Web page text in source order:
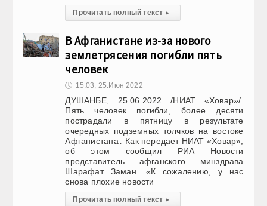
Прочитать полный текст ▸
В Афганистане из-за нового
землетрясения погибли пять
человек
🕔 15:03, 25.Июн 2022
ДУШАНБЕ, 25.06.2022 /НИАТ «Ховар»/.
Пять человек погибли, более десяти
пострадали в пятницу в результате
очередных подземных толчков на востоке
Афганистана․ Как передает НИАТ «Ховар»,
об этом сообщил РИА Новости
представитель афганского минздрава
Шарафат Заман. «К сожалению, у нас
снова плохие новости
Прочитать полный текст ▸